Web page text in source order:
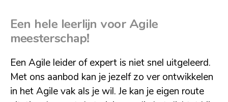
Een hele leerlijn voor Agile
meesterschap!
Een Agile leider of expert is niet snel uitgeleerd.
Met ons aanbod kan je jezelf zo ver ontwikkelen
in het Agile vak als je wil. Je kan je eigen route